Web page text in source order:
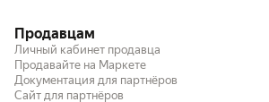
Продавцам
Личный кабинет продавца
Продавайте на Маркете
Документация для партнёров
Сайт для партнёров